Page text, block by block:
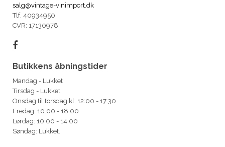
salg@vintage-vinimport.dk
Tlf. 40934950
CVR: 17130978
Butikkens åbningstider
Mandag - Lukket
Tirsdag - Lukket
Onsdag til torsdag kl. 12:00 - 17:30
Fredag: 10:00 - 18:00
Lørdag: 10:00 - 14:00
Søndag: Lukket.